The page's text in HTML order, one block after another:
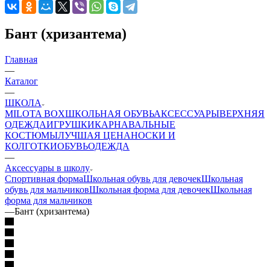
Бант (хризантема)
Главная
—
Каталог
—
ШКОЛА
MILOTA BOXШКОЛЬНАЯ ОБУВЬАКСЕССУАРЫВЕРХНЯЯ
ОДЕЖДАИГРУШКИКАРНАВАЛЬНЫЕ
КОСТЮМЫЛУЧШАЯ ЦЕНАНОСКИ И
КОЛГОТКИОБУВЬОДЕЖДА
—
Аксессуары в школу
Спортивная формаШкольная обувь для девочекШкольная
обувь для мальчиковШкольная форма для девочекШкольная
форма для мальчиков
—Бант (хризантема)